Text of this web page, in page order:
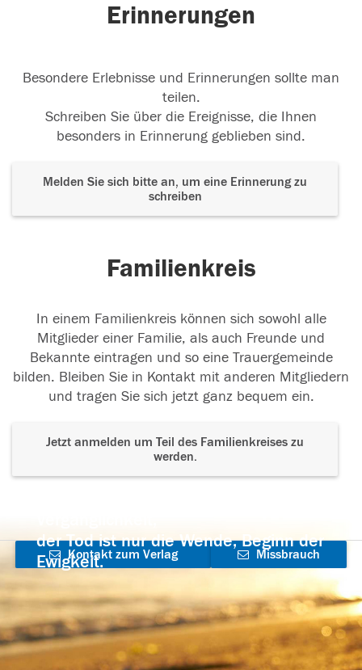
Erinnerungen
Besondere Erlebnisse und Erinnerungen sollte man
teilen.
Schreiben Sie über die Ereignisse, die Ihnen
besonders in Erinnerung geblieben sind.
Melden Sie sich bitte an, um eine Erinnerung zu
schreiben
Familienkreis
In einem Familienkreis können sich sowohl alle
Mitglieder einer Familie, als auch Freunde und
Bekannte eintragen und so eine Trauergemeinde
bilden. Bleiben Sie in Kontakt mit anderen Mitgliedern
und tragen Sie sich jetzt ganz bequem ein.
Jetzt anmelden um Teil des Familienkreises zu
werden.
der Tod ist nur die Wende, Beginn der
Ewigkeit.
Kontakt zum Verlag
aufnehmen
Missbrauch